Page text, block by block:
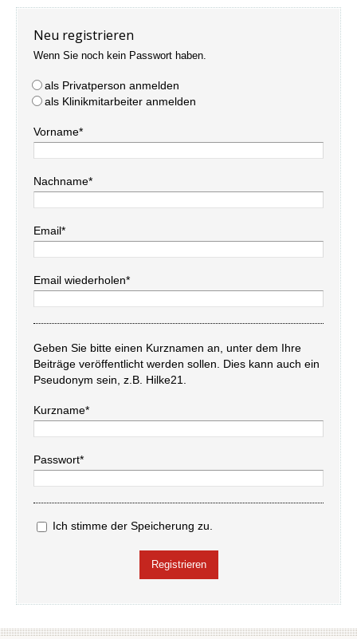
Neu registrieren
Wenn Sie noch kein Passwort haben.
als Privatperson anmelden
als Klinikmitarbeiter anmelden
Vorname*
Nachname*
Email*
Email wiederholen*
Geben Sie bitte einen Kurznamen an, unter dem Ihre
Beiträge veröffentlicht werden sollen. Dies kann auch ein
Pseudonym sein, z.B. Hilke21.
Kurzname*
Passwort*
Ich stimme der Speicherung zu.